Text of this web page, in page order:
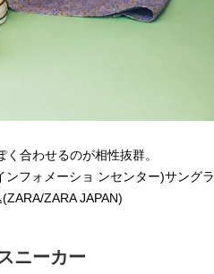
合わせるのが相性抜群。
フォメーショ ンセンター)サングラ
ZARA JAPAN)
ニーカー